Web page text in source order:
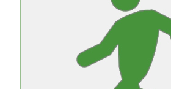
Abteilungsleiter: Tino Rackel
http://www.spvgg-weil-im-
schoenbuch-fussball.de